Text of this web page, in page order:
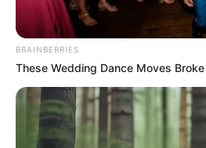
BRAINBERRIES
These Wedding Dance Moves